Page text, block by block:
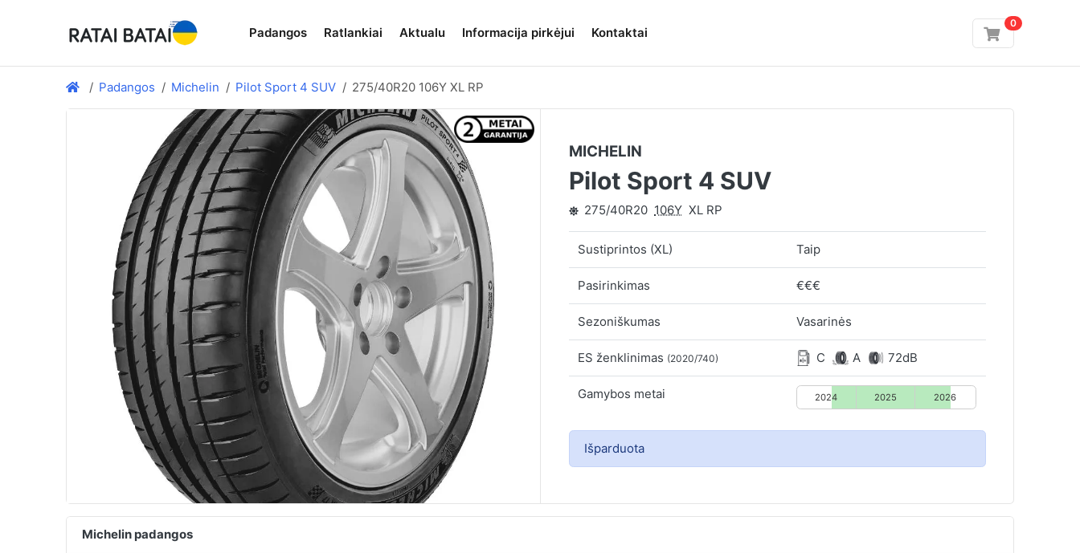
Padangos Ratlankiai Aktualu Informacija pirkėjui Kontaktai
0
Padangos Michelin Pilot Sport 4 SUV 275/40R20 106Y XL RP
MICHELIN
Pilot Sport 4 SUV
275/40R20 106Y XL RP
Sustiprintos (XL) Taip
Pasirinkimas €€€
Sezoniškumas Vasarinės
ES ženklinimas (2020/740) C A 72dB
Gamybos metai 2024 2025 2026
Išparduota
Michelin padangos